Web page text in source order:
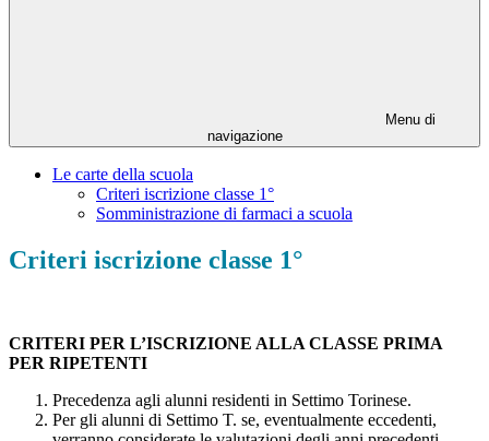
Menu di
navigazione
Le carte della scuola
Criteri iscrizione classe 1°
Somministrazione di farmaci a scuola
Criteri iscrizione classe 1°
CRITERI PER L’ISCRIZIONE ALLA CLASSE PRIMA
PER RIPETENTI
Precedenza agli alunni residenti in Settimo Torinese.
Per gli alunni di Settimo T. se, eventualmente eccedenti,